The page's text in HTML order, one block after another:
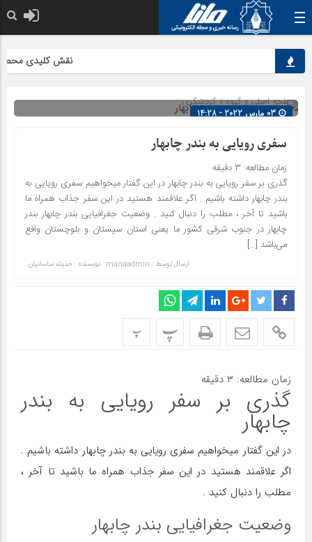
نقش کلیدی
صفحه اصلی» گروه »گردشگری
03 مارس 2022 - 14:28
شناسه : 2114
سفری رویایی به بندر چابهار
زمان مطالعه: ۳ دقیقه
گذری بر سفر رویایی به بندر چابهار در این گفتار میخواهیم سفری رویایی به
بندر چابهار داشته باشیم . اگر علاقمند هستید در این سفر جذاب همراه ما
باشید تا آخر ، مطلب را دنبال کنید . وضعیت جغرافیایی بندر چابهار بندر
چابهار در جنوب شرقی کشور ما یعنی استان سیستان و بلوچستان واقع
می‌باشد […]
ارسال توسط : manaadmin نویسنده : حدیثه ساسانیان
پ پ
زمان مطالعه: ۳ دقیقه
گذری بر سفر رویایی به بندر
چابهار
در این گفتار میخواهیم سفری رویایی به بندر چابهار داشته باشیم .
اگر علاقمند هستید در این سفر جذاب همراه ما باشید تا آخر ،
مطلب را دنبال کنید .
وضعیت جغرافیایی بندر چابهار